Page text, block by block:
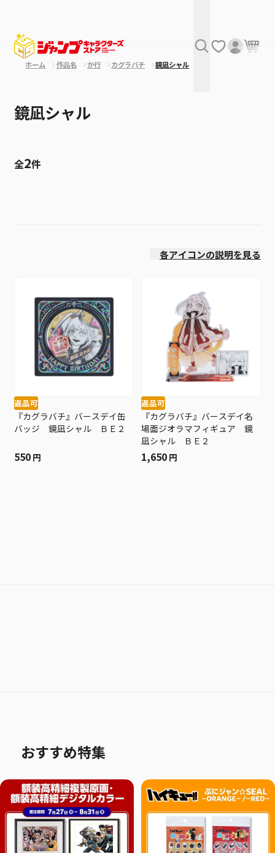
ホーム 作品名 か行 カグラバチ 鏡凪シャル
鏡凪シャル
全2件
各アイコンの説明を見る
返品可
『カグラバチ』バースデイ缶
バッジ 鏡凪シャル ＢＥ２
550 円
返品可
『カグラバチ』バースデイ名
場面ジオラマフィギュア 鏡
凪シャル ＢＥ２
1,650 円
おすすめ特集